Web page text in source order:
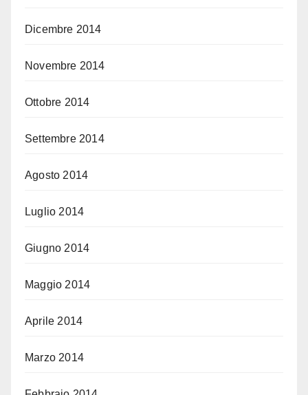
Dicembre 2014
Novembre 2014
Ottobre 2014
Settembre 2014
Agosto 2014
Luglio 2014
Giugno 2014
Maggio 2014
Aprile 2014
Marzo 2014